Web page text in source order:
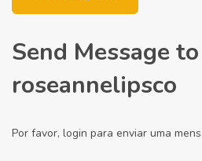
Send Message to
roseannelipsco
Por favor, login para enviar uma